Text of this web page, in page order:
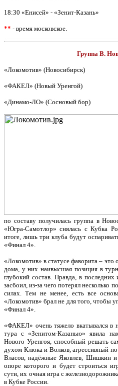
18:30 «Енисей» - «Зенит-Казань»
** - время московское.
Группа В.
«Локомотив» (Новосибирск)
«ФАКЕЛ» (Новый Уренгой)
«Динамо-ЛО» (Сосновый бор)
по составу получилась группа в
«Югра-Самотлор» снялась с Кубка
итоге, лишь три клуба будут
«Финал 4».
«Локомотив» в статусе фаворита –
дома, у них наивысшая позиция в
глубокий состав. Правда, в
засбоил, из-за чего потерял несколько
силах. Тем не менее, есть все
«Локомотив» брал не для того, чтобы
«Финал 4».
«ФАКЕЛ» очень тяжело вкатывался в
тура с «Зенитом-Казанью» явила
Нового Уренгоя, способный решать
духом Клюка и Волков, агрессивный
Власов, надёжные Яковлев, Шишкин
опоре которого и будет строиться
сути, их очная игра с
в Кубке России.